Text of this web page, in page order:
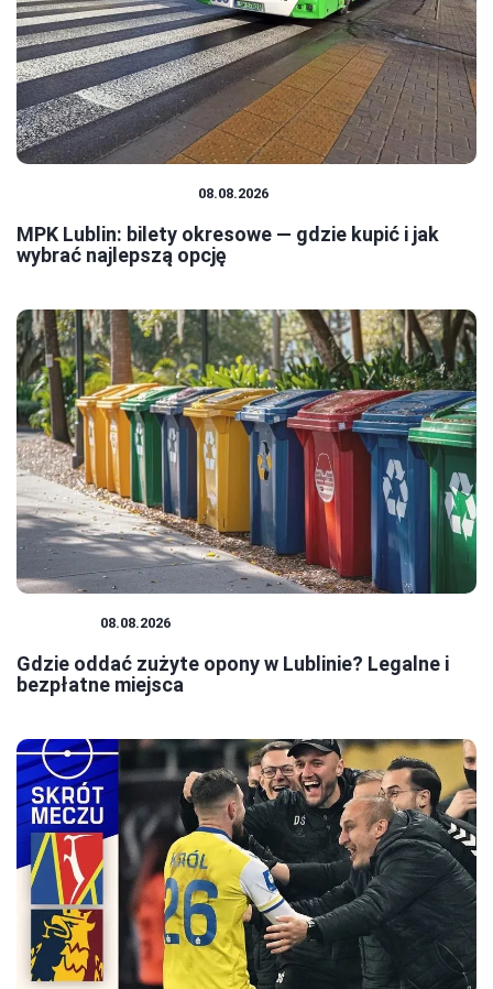
08.08.2026
MPK Lublin: bilety okresowe — gdzie kupić i jak
wybrać najlepszą opcję
08.08.2026
Gdzie oddać zużyte opony w Lublinie? Legalne i
bezpłatne miejsca